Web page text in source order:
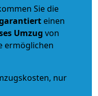
Sie die
einen
Umzug von
ermöglichen
nur